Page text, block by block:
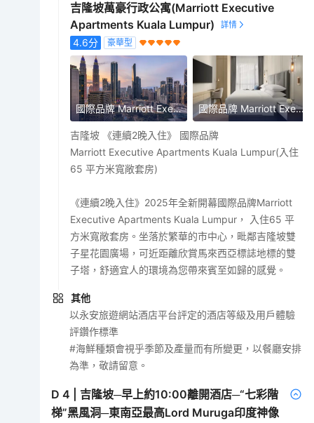
吉隆坡萬豪行政公寓(Marriott Executive
Apartments Kuala Lumpur)
4.6分 豪華型
國際品牌 Marriott Executive Apartments Kuala Lumpur 國際品牌 Marriott Executive Apartments Kuala Lumpur
吉隆坡 《連續2晚入住》 國際品牌
Marriott Executive Apartments Kuala Lumpur(入住
65 平方米寬敞套房)
《連續2晚入住》2025年全新開幕國際品牌Marriott
Executive Apartments Kuala Lumpur， 入住65 平
方米寬敞套房。坐落於繁華的市中心，毗鄰吉隆坡雙
子星花園廣場，可近距離欣賞馬來西亞標誌地標的雙
子塔，舒適宜人的環境為您帶來賓至如歸的感覺。
其他
以永安旅遊網站酒店平台評定的酒店等級及用戶體驗
評鑽作標準
#海鮮種類會視乎季節及產量而有所變更，以餐廳安排
為準，敬請留意。
D4
吉隆坡─早上約10:00離開酒店─“七彩階
梯”黑風洞─東南亞最高Lord Muruga印度神像